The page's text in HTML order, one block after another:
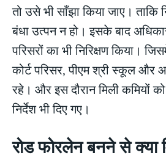
तो उसे भी साँझा किया जाए। ताकि
बंधा उत्पन न हो। इसके बाद
परिसरों का भी निरिक्षण किया।
कोर्ट परिसर, पीएम श्री स्कूल और
रहे। और इस दौरान मिली कमियों
निर्देश भी दिए गए।
रोड फोरलेन बनने से क्या